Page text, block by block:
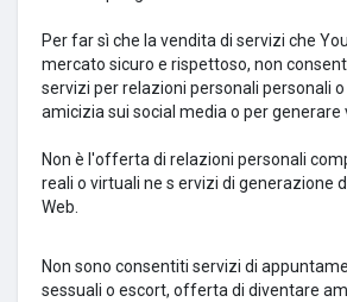
Per far sì che la vendita di servizi che
mercato sicuro e rispettoso, non
servizi per relazioni personali personali
amicizia sui social media o per generare
Non è l'offerta di relazioni personali
reali o virtuali ne s ervizi di generazione
Web.
Non sono consentiti servizi di
sessuali o escort, offerta di diventare